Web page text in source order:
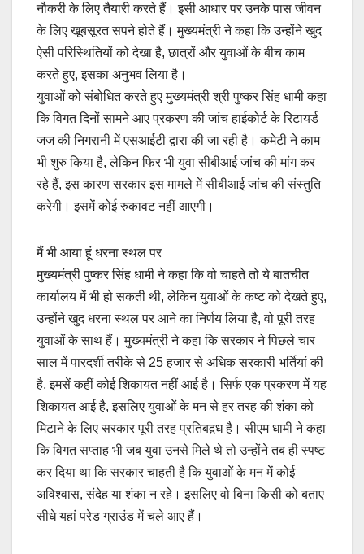
नौकरी के लिए तैयारी करते हैं। इसी आधार पर उनके पास जीवन
के लिए खूबसूरत सपने होते हैं। मुख्यमंत्री ने कहा कि उन्होंने खुद
ऐसी परिस्थितियों को देखा है, छात्रों और युवाओं के बीच काम
करते हुए, इसका अनुभव लिया है।
युवाओं को संबोधित करते हुए मुख्यमंत्री श्री पुष्कर सिंह धामी कहा
कि विगत दिनों सामने आए प्रकरण की जांच हाईकोर्ट के रिटायर्ड
जज की निगरानी में एसआईटी द्वारा की जा रही है। कमेटी ने काम
भी शुरु किया है, लेकिन फिर भी युवा सीबीआई जांच की मांग कर
रहे हैं, इस कारण सरकार इस मामले में सीबीआई जांच की संस्तुति
करेगी। इसमें कोई रुकावट नहीं आएगी।
मैं भी आया हूं धरना स्थल पर
मुख्यमंत्री पुष्कर सिंह धामी ने कहा कि वो चाहते तो ये बातचीत
कार्यालय में भी हो सकती थी, लेकिन युवाओं के कष्ट को देखते हुए,
उन्होंने खुद धरना स्थल पर आने का निर्णय लिया है, वो पूरी तरह
युवाओं के साथ हैं। मुख्यमंत्री ने कहा कि सरकार ने पिछले चार
साल में पारदर्शी तरीके से 25 हजार से अधिक सरकारी भर्तियां की
है, इमसें कहीं कोई शिकायत नहीं आई है। सिर्फ एक प्रकरण में यह
शिकायत आई है, इसलिए युवाओं के मन से हर तरह की शंका को
मिटाने के लिए सरकार पूरी तरह प्रतिबद़ध है। सीएम धामी ने कहा
कि विगत सप्ताह भी जब युवा उनसे मिले थे तो उन्होंने तब ही स्पष्ट
कर दिया था कि सरकार चाहती है कि युवाओं के मन में कोई
अविश्वास, संदेह या शंका न रहे। इसलिए वो बिना किसी को बताए
सीधे यहां परेड ग्राउंड में चले आए हैं।